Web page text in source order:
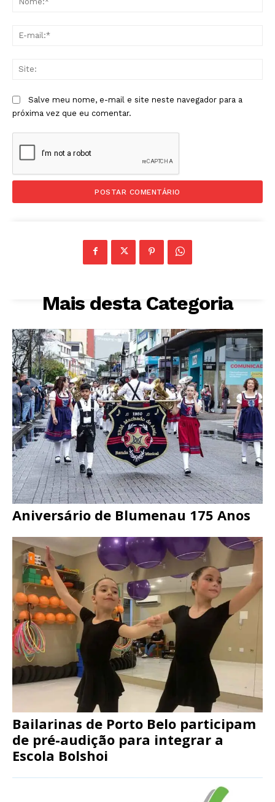
Salve meu nome, e-mail e site neste navegador para a
próxima vez que eu comentar.
Mais desta Categoria
Aniversário de Blumenau 175 Anos
Bailarinas de Porto Belo participam
de pré-audição para integrar a
Escola Bolshoi